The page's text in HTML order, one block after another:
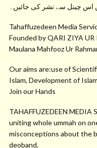
اس چینل سے نشر کی جائیں۔
Tahaffuzedeen Media
Founded by QARI ZIYA
Maulana Mahfooz Ur
Our aims are:use of
Islam, Development of
Join our Hands
TAHAFFUZEDEEN MEDIA
uniting whole ummah on
misconceptions about the
deoband.